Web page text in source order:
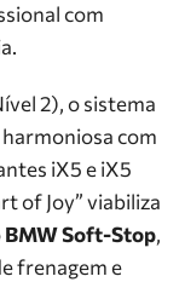
com
2), o sistema
com
iX5 e iX5
of Joy” viabiliza
BMW Soft-Stop,
frenagem e